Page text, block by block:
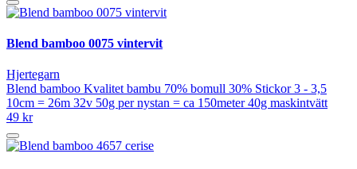
Blend bamboo 0075 vintervit
Hjertegarn
Blend bamboo Kvalitet bambu 70% bomull 30% Stickor 3 - 3,5
10cm = 26m 32v 50g per nystan = ca 150meter 40g maskintvätt
49 kr